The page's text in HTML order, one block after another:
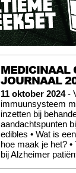
MEDICINAAL
JOURNAAL
11 oktober 2024-
immuunsysteem
inzetten bij
aandachtspunten
edibles • Wat is
hoe maak je het?
bij Alzheimer